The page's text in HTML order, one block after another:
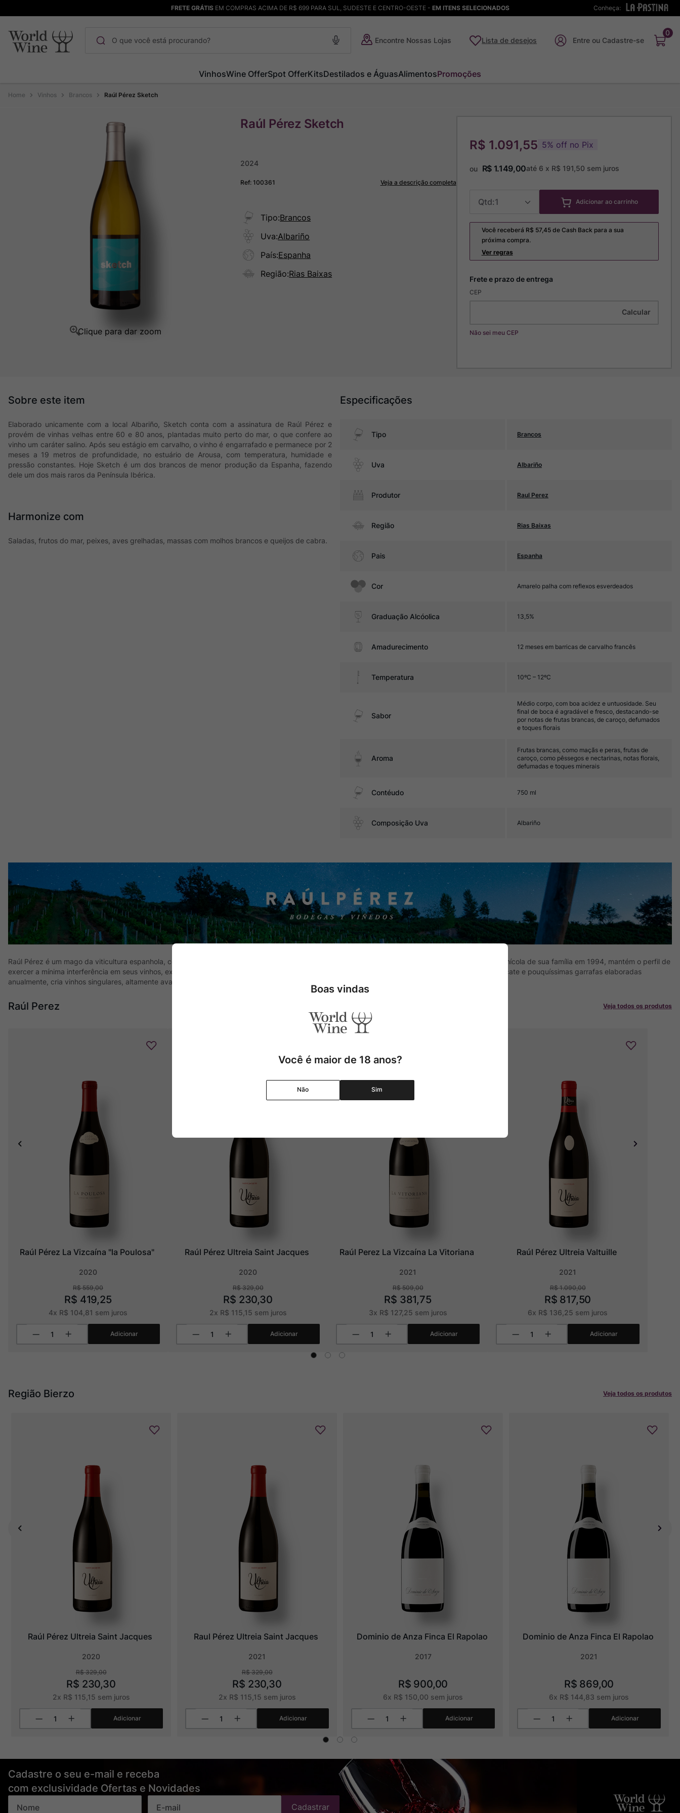
Conheça:
FRETE GRÁTISEM COMPRAS ACIMA DE R$ 699 PARA SUL, SUDESTE E CENTRO-OESTE - EM ITENS SELECIONADOS
Encontre Nossas Lojas Lista de desejos
0
VinhosWine OfferSpot OfferKitsDestilados e ÁguasAlimentosPromoções
Vinhos Brancos Raúl Pérez Sketch
Raúl Pérez Sketch
2024
Ref:100361 Veja a descrição completa
Tipo:Brancos
Uva:Albariño
País:Espanha
Região:Rias Baixas
R$ 1.091,55 5% off no Pix
ou R$ 1.149,00até 6 x R$ 191,50 sem juros
1 Adicionar ao carrinho
Você receberá R$ 57,45de Cash Back para a sua
próxima compra.
Ver regras
CEP
Não sei meu CEP
Elaborado unicamente com a local Albariño, Sketch conta com a assinatura de Raúl Pérez e
provém de vinhas velhas entre 60 e 80 anos, plantadas muito perto do mar, o que confere ao
vinho um caráter salino. Após seu estágio em carvalho, o vinho é engarrafado e permanece por 2
meses a 19 metros de profundidade, no estuário de Arousa, com temperatura, humidade e
pressão constantes. Hoje Sketch é um dos brancos de menor produção da Espanha, fazendo
dele um dos mais raros da Península Ibérica.
Harmonize com
Saladas, frutos do mar, peixes, aves grelhadas, massas com molhos brancos e queijos de cabra.
Especificações
Tipo Brancos
Uva Albariño
Produtor Raul Perez
Região Rias Baixas
Pais Espanha
Cor Amarelo palha com reflexos esverdeados
Graduação Alcóolica 13,5%
Amadurecimento 12 meses em barricas de carvalho francês
Temperatura 10ºC – 12ºC
Sabor
Médio corpo, com boa acidez e untuosidade. Seu
final de boca é agradável e fresco, destacando-se
por notas de frutas brancas, de caroço, defumados
e toques florais
Aroma
Frutas brancas, como maçãs e peras, frutas de
caroço, como pêssegos e nectarinas, notas florais,
defumadas e toques minerais
Contéudo 750 ml
Composição Uva Albariño
Raúl Pérez é um mago da viticultura espanhola, considerado um dos enólogos mais visionários do mundo. Desde que produziu sua primeira safra na vinícola de sua família em 1994, mantém o perfil de
exercer a mínima interferência em seus vinhos, expressando o máximo de cada terroir. Com mais de 200 rótulos avaliados pela revista The Wine Advocate e pouquíssimas garrafas elaboradas
anualmente, cria vinhos singulares, altamente avaliados em seus lançamentos e esgotado em poucas horas.
Raúl Perez Veja todos os produtos
Raúl Pérez La Vizcaína "la Poulosa"
2020
R$ 559,00
R$ 419,25
4x R$ 104 81 sem juros
Adicionar
Raúl Pérez Ultreia Saint Jacques
2020
R$ 329,00
R$ 230,30
2x R$ 115 15 sem juros
Adicionar
Raúl Perez La Vizcaína La Vitoriana
2021
R$ 509,00
R$ 381,75
3x R$ 127, 25 sem juros
Adicionar
Raúl Pérez Ultreia Valtuille
2021
R$ 1.090,00
R$ 817,50
6x R$ 136 25 sem juros
Adicionar
Região Bierzo Veja todos os produtos
Raúl Pérez Ultreia Saint Jacques
2020
R$ 329,00
R$ 230,30
2x R$ 115 15 sem juros
Adicionar
Raul Pérez Ultreia Saint Jacques
2021
R$ 329,00
R$ 230,30
2x R$ 115 15 sem juros
Adicionar
Dominio de Anza Finca El Rapolao
2017
R$ 900,00
6x R$ 150 00 sem juros
Adicionar
Dominio de Anza Finca El Rapolao
2021
R$ 869,00
6x R$ 144 83 sem juros
Adicionar
Cadastre o seu e-mail e receba
com exclusividade Ofertas e Novidades
Cadastrar
1º Maçanita
Bodega Garzon
Champagne
Ver Sacrum
Boas vindas
Você é maior de 18 anos?
Não Sim